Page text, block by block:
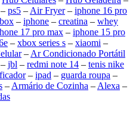
– ps5 – Air Fryer– iphone 16 pro
– iphone – creatina – whey
17 pro max – iphone 15 pro
– xbox series s – xiaomi –
– Ar Condicionado Portátil
– jbl – redmi note 14 – tenis nike
– ipad – guarda roupa –
– Armário de Cozinha – Alexa –